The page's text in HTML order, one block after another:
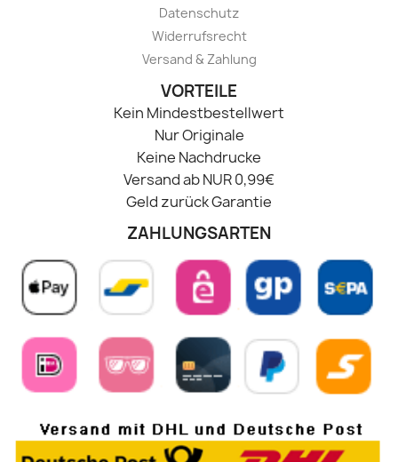
Datenschutz
Widerrufsrecht
Versand & Zahlung
VORTEILE
Kein Mindestbestellwert
Nur Originale
Keine Nachdrucke
Versand ab NUR 0,99€
Geld zurück Garantie
ZAHLUNGSARTEN